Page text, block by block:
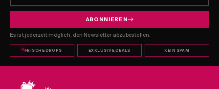
ABONNIEREN
Es ist jederzeit möglich, den Newsletter abzubestellen.
FRISCHE DROPS EXKLUSIVE DEALS KEIN SPAM